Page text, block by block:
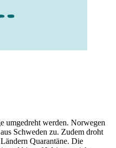
umgedreht werden. Norwegen
Schweden zu. Zudem droht
Quarantäne. Die